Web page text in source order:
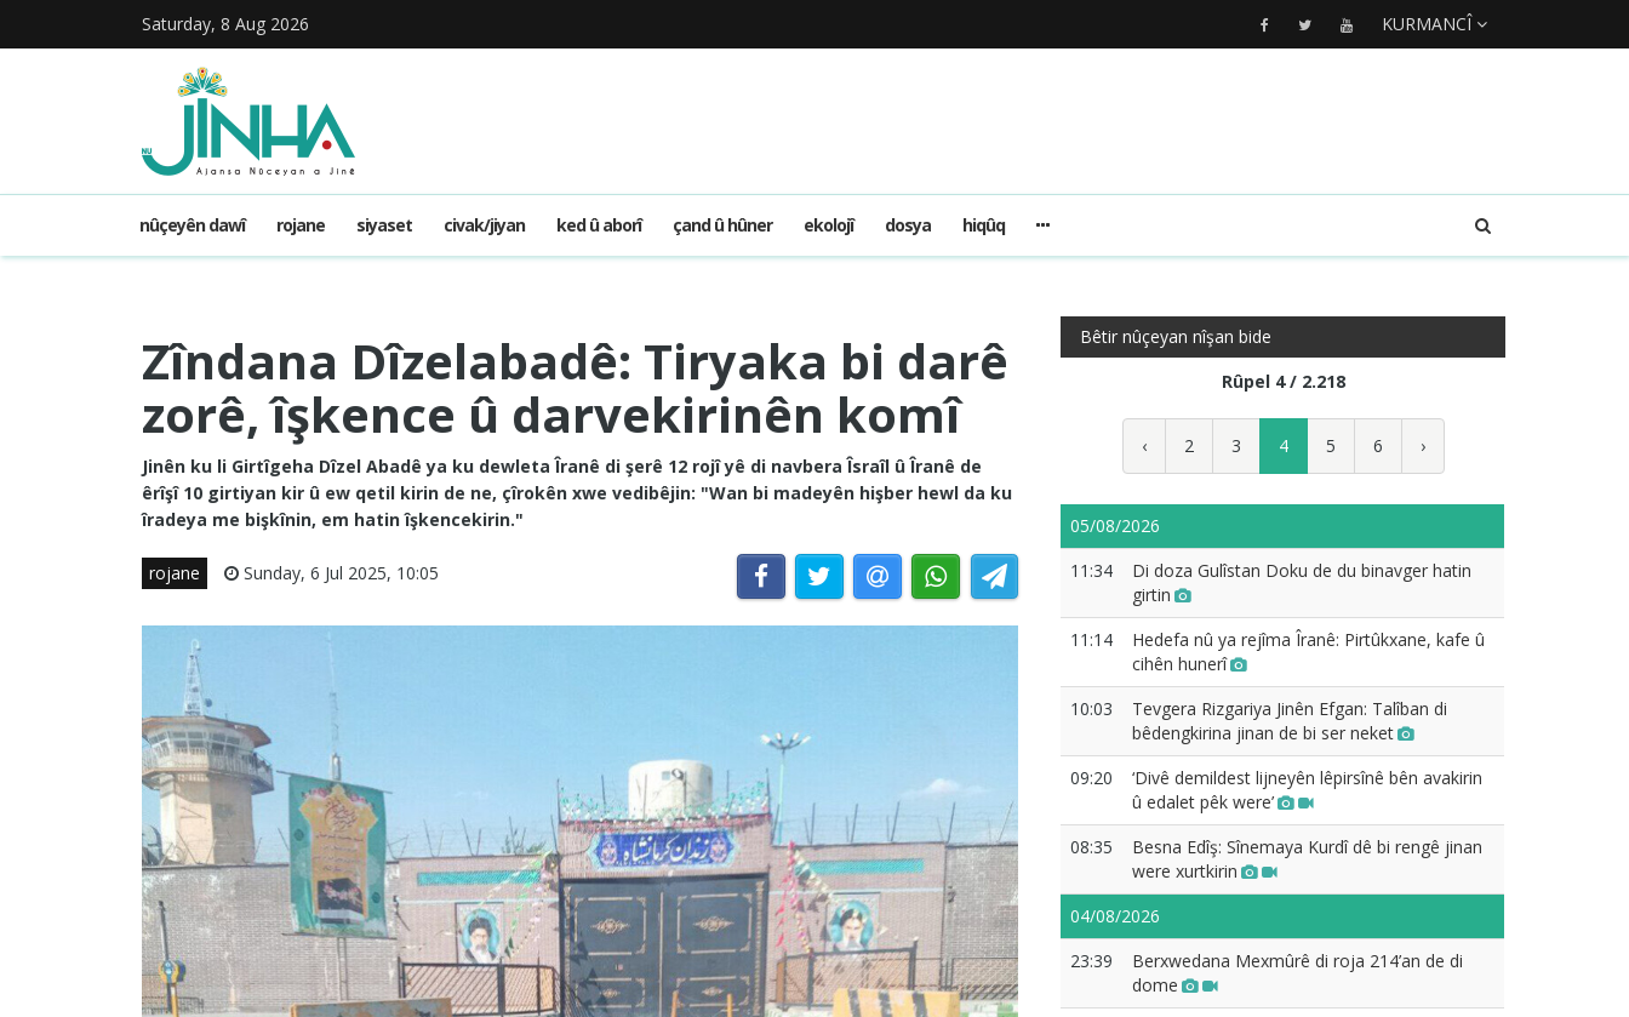
Saturday, 8 Aug 2026 KURMANCÎ
nûçeyên dawî rojane siyaset civak/jiyan ked û aborî çand û hûner ekolojî dosya hiqûq
Zîndana Dîzelabadê: Tiryaka bi darê
zorê, îşkence û darvekirinên komî
Jinên ku li Girtîgeha Dîzel Abadê ya ku dewleta Îranê di şerê 12 rojî yê di navbera Îsraîl û Îranê de
êrîşî 10 girtiyan kir û ew qetil kirin de ne, çîrokên xwe vedibêjin: "Wan bi madeyên hişber hewl da ku
îradeya me bişkînin, em hatin îşkencekirin."
rojane Sunday, 6 Jul 2025, 10:05
Bêtir nûçeyan nîşan bide
Rûpel 4 / 2.218
‹ 2 3 4 5 6 ›
05/08/2026
11:34
Di doza Gulîstan Doku de du binavger hatin
girtin
11:14
Hedefa nû ya rejîma Îranê: Pirtûkxane, kafe û
cihên hunerî
10:03
Tevgera Rizgariya Jinên Efgan: Talîban di
bêdengkirina jinan de bi ser neket
09:20
‘Divê demildest lijneyên lêpirsînê bên avakirin
û edalet pêk were’
08:35
Besna Edîş: Sînemaya Kurdî dê bi rengê jinan
were xurtkirin
04/08/2026
23:39
Berxwedana Mexmûrê di roja 214’an de di
dome